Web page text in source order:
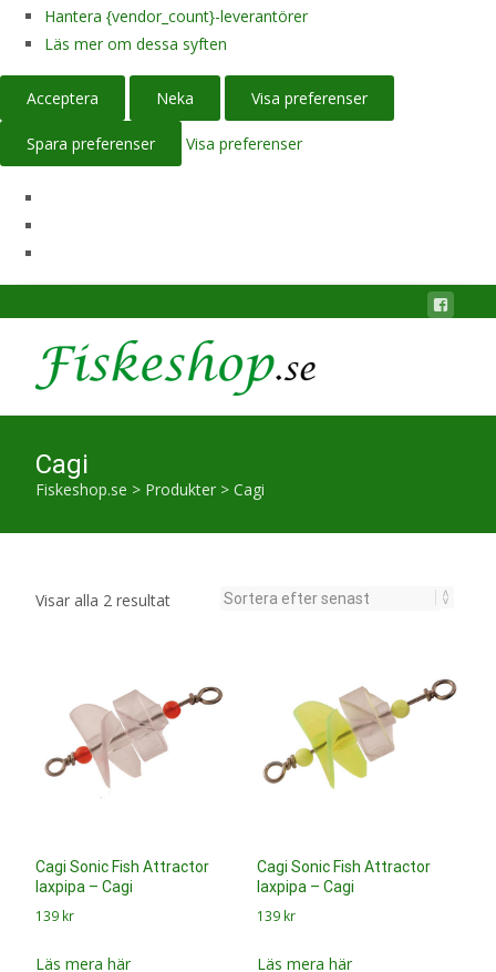
Hantera {vendor_count}-leverantörer
Läs mer om dessa syften
Acceptera Neka Visa preferenser
Spara preferenser Visa preferenser
Cagi
Fiskeshop.se > Produkter > Cagi
Visar alla 2 resultatSortera
Cagi Sonic Fish Attractor
laxpipa – Cagi
139 kr
Läs mera här
Cagi Sonic Fish Attractor
laxpipa – Cagi
139 kr
Läs mera här